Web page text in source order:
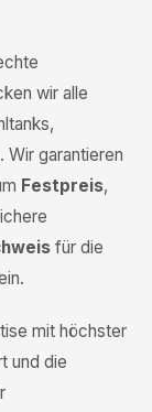
wir alle
Wir garantieren
Festpreis,
für die
mit höchster
und die